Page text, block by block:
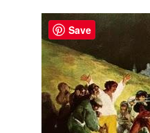
Save